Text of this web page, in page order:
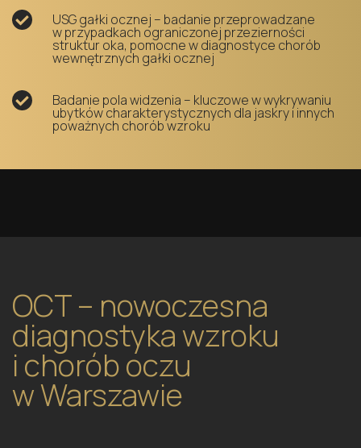
USG gałki ocznej – badanie przeprowadzane
w przypadkach ograniczonej przezierności
struktur oka, pomocne w diagnostyce chorób
wewnętrznych gałki ocznej
Badanie pola widzenia – kluczowe w wykrywaniu
ubytków charakterystycznych dla jaskry i innych
poważnych chorób wzroku
OCT – nowoczesna
diagnostyka wzroku
i chorób oczu
w Warszawie